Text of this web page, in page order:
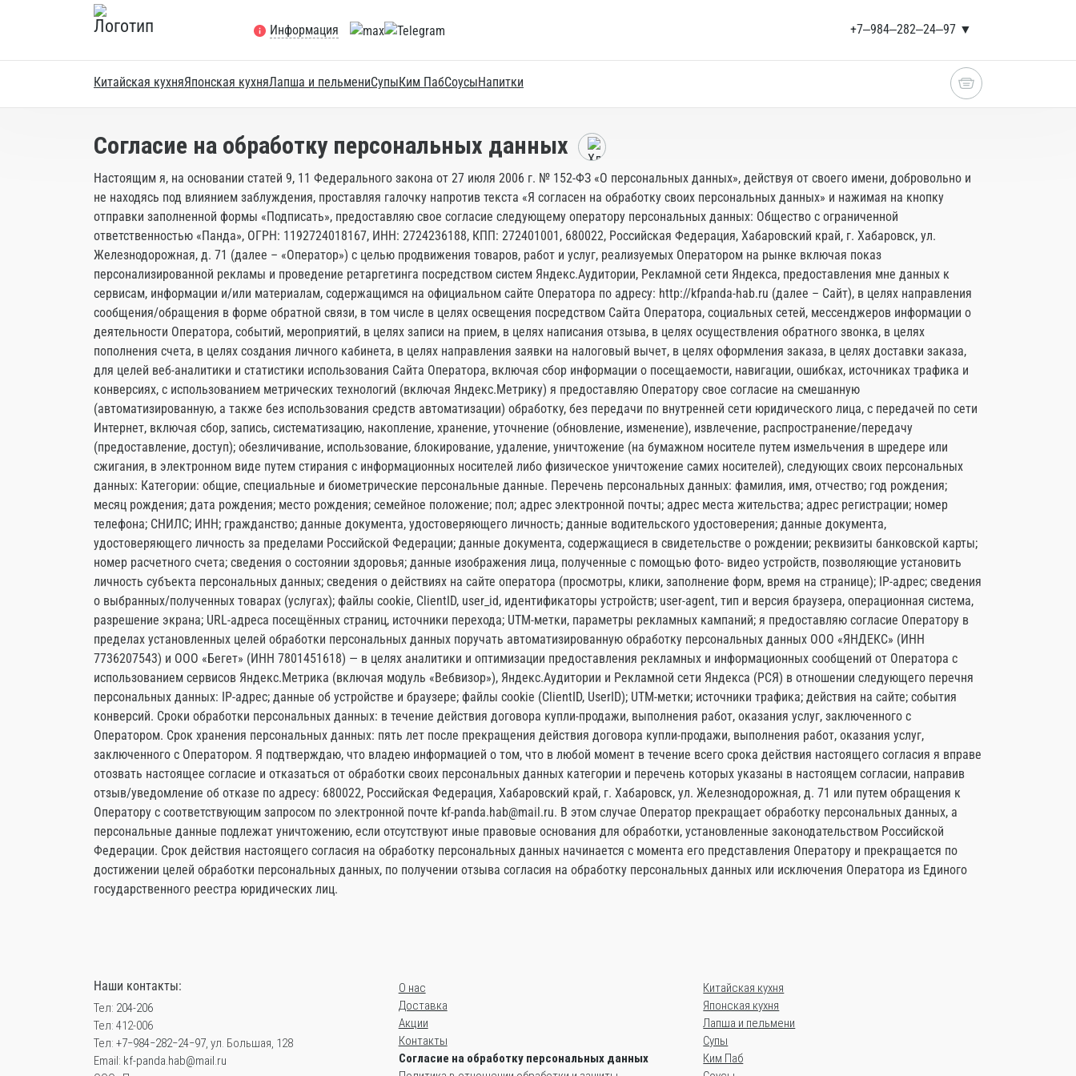
Информация +7‒984‒282‒24‒97 ▼
Китайская кухняЯпонская кухняЛапша и пельмениСупыКим ПабСоусыНапитки
Согласие на обработку персональных данных
Настоящим я, на основании статей 9, 11 Федерального закона от 27 июля 2006 г. № 152-ФЗ «О персональных данных», действуя от своего имени, добровольно и
не находясь под влиянием заблуждения, проставляя галочку напротив текста «Я согласен на обработку своих персональных данных» и нажимая на кнопку
отправки заполненной формы «Подписать», предоставляю свое согласие следующему оператору персональных данных: Общество с ограниченной
ответственностью «Панда», ОГРН: 1192724018167, ИНН: 2724236188, КПП: 272401001, 680022, Российская Федерация, Хабаровский край, г. Хабаровск, ул.
Железнодорожная, д. 71 (далее – «Оператор») с целью продвижения товаров, работ и услуг, реализуемых Оператором на рынке включая показ
персонализированной рекламы и проведение ретаргетинга посредством систем Яндекс.Аудитории, Рекламной сети Яндекса, предоставления мне данных к
сервисам, информации и/или материалам, содержащимся на официальном сайте Оператора по адресу: http://kfpanda-hab.ru (далее – Сайт), в целях направления
сообщения/обращения в форме обратной связи, в том числе в целях освещения посредством Сайта Оператора, социальных сетей, мессенджеров информации о
деятельности Оператора, событий, мероприятий, в целях записи на прием, в целях написания отзыва, в целях осуществления обратного звонка, в целях
пополнения счета, в целях создания личного кабинета, в целях направления заявки на налоговый вычет, в целях оформления заказа, в целях доставки заказа,
для целей веб-аналитики и статистики использования Сайта Оператора, включая сбор информации о посещаемости, навигации, ошибках, источниках трафика и
конверсиях, с использованием метрических технологий (включая Яндекс.Метрику) я предоставляю Оператору свое согласие на смешанную
(автоматизированную, а также без использования средств автоматизации) обработку, без передачи по внутренней сети юридического лица, с передачей по сети
Интернет, включая сбор, запись, систематизацию, накопление, хранение, уточнение (обновление, изменение), извлечение, распространение/передачу
(предоставление, доступ); обезличивание, использование, блокирование, удаление, уничтожение (на бумажном носителе путем измельчения в шредере или
сжигания, в электронном виде путем стирания с информационных носителей либо физическое уничтожение самих носителей), следующих своих персональных
данных: Категории: общие, специальные и биометрические персональные данные. Перечень персональных данных: фамилия, имя, отчество; год рождения;
месяц рождения; дата рождения; место рождения; семейное положение; пол; адрес электронной почты; адрес места жительства; адрес регистрации; номер
телефона; СНИЛС; ИНН; гражданство; данные документа, удостоверяющего личность; данные водительского удостоверения; данные документа,
удостоверяющего личность за пределами Российской Федерации; данные документа, содержащиеся в свидетельстве о рождении; реквизиты банковской карты;
номер расчетного счета; сведения о состоянии здоровья; данные изображения лица, полученные с помощью фото- видео устройств, позволяющие установить
личность субъекта персональных данных; сведения о действиях на сайте оператора (просмотры, клики, заполнение форм, время на странице); IP-адрес; сведения
о выбранных/полученных товарах (услугах); файлы cookie, ClientID, user_id, идентификаторы устройств; user-agent, тип и версия браузера, операционная система,
разрешение экрана; URL-адреса посещённых страниц, источники перехода; UTM-метки, параметры рекламных кампаний; я предоставляю согласие Оператору в
пределах установленных целей обработки персональных данных поручать автоматизированную обработку персональных данных ООО «ЯНДЕКС» (ИНН
7736207543) и ООО «Бегет» (ИНН 7801451618) — в целях аналитики и оптимизации предоставления рекламных и информационных сообщений от Оператора с
использованием сервисов Яндекс.Метрика (включая модуль «Вебвизор»), Яндекс.Аудитории и Рекламной сети Яндекса (РСЯ) в отношении следующего перечня
персональных данных: IP-адрес; данные об устройстве и браузере; файлы cookie (ClientID, UserID); UTM-метки; источники трафика; действия на сайте; события
конверсий. Сроки обработки персональных данных: в течение действия договора купли-продажи, выполнения работ, оказания услуг, заключенного с
Оператором. Срок хранения персональных данных: пять лет после прекращения действия договора купли-продажи, выполнения работ, оказания услуг,
заключенного с Оператором. Я подтверждаю, что владею информацией о том, что в любой момент в течение всего срока действия настоящего согласия я вправе
отозвать настоящее согласие и отказаться от обработки своих персональных данных категории и перечень которых указаны в настоящем согласии, направив
отзыв/уведомление об отказе по адресу: 680022, Российская Федерация, Хабаровский край, г. Хабаровск, ул. Железнодорожная, д. 71 или путем обращения к
Оператору с соответствующим запросом по электронной почте kf-panda.hab@mail.ru. В этом случае Оператор прекращает обработку персональных данных, а
персональные данные подлежат уничтожению, если отсутствуют иные правовые основания для обработки, установленные законодательством Российской
Федерации. Срок действия настоящего согласия на обработку персональных данных начинается с момента его представления Оператору и прекращается по
достижении целей обработки персональных данных, по получении отзыва согласия на обработку персональных данных или исключения Оператора из Единого
государственного реестра юридических лиц.
Наши контакты:
Тел: 204-206
Тел: 412-006
Тел: +7‒984‒282‒24‒97, ул. Большая, 128
Email: kf-panda.hab@mail.ru
О нас
Доставка
Акции
Контакты
Согласие на обработку персональных данных
Китайская кухня
Японская кухня
Лапша и пельмени
Супы
Ким Паб